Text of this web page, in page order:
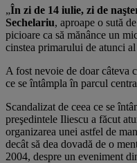
„În zi de 14 iulie, zi de
Sechelariu, aproape o sută
picioare ca să mănânce un
cinstea primarului de atunci
A fost nevoie de doar câteva
ce se întâmpla în parcul
Scandalizat de ceea ce se
preşedintele Iliescu a făcut
organizarea unei astfel de
decât să dea dovadă de o
2004, despre un eveniment